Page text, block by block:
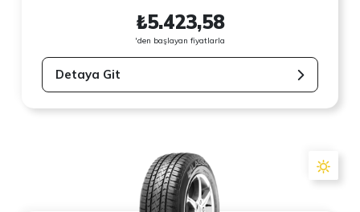
₺5.423,58
'den başlayan fiyatlarla
Detaya Git